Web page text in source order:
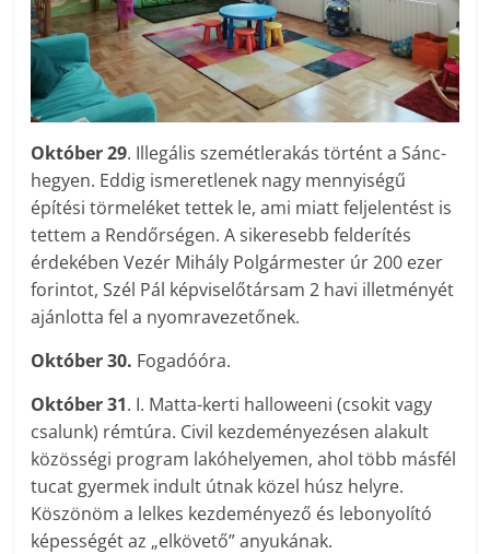
Október 29. Illegális szemétlerakás történt a Sánc-
hegyen. Eddig ismeretlenek nagy mennyiségű
építési törmeléket tettek le, ami miatt feljelentést is
tettem a Rendőrségen. A sikeresebb felderítés
érdekében Vezér Mihály Polgármester úr 200 ezer
forintot, Szél Pál képviselőtársam 2 havi illetményét
ajánlotta fel a nyomravezetőnek.
Október 30. Fogadóóra.
Október 31. I. Matta-kerti halloweeni (csokit vagy
csalunk) rémtúra. Civil kezdeményezésen alakult
közösségi program lakóhelyemen, ahol több másfél
tucat gyermek indult útnak közel húsz helyre.
Köszönöm a lelkes kezdeményező és lebonyolító
képességét az „elkövető” anyukának.